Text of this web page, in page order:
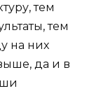
тем
тем
на них
да и в